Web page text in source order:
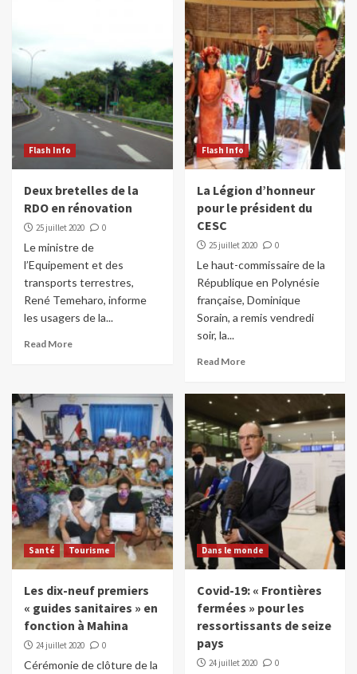
Flash Info
Deux bretelles de la
RDO en rénovation
25 juillet 2020 0
Le ministre de
l’Equipement et des
transports terrestres,
René Temeharo, informe
les usagers de la...
Read More
Flash Info
La Légion d’honneur
pour le président du
CESC
25 juillet 2020 0
Le haut-commissaire de la
République en Polynésie
française, Dominique
Sorain, a remis vendredi
soir, la...
Read More
Santé Tourisme
Les dix-neuf premiers
« guides sanitaires » en
fonction à Mahina
24 juillet 2020 0
Cérémonie de clôture de la
Dans le monde
Covid-19: « Frontières
fermées » pour les
ressortissants de seize
pays
24 juillet 2020 0